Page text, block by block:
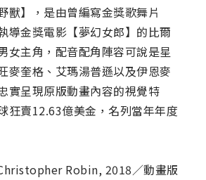
獸】，是由曾編寫金獎歌舞片
導金獎電影【夢幻女郎】的比爾
女主角，配音配角陣容可說是星
麥奎格、艾瑪湯普遜以及伊恩麥
實呈現原版動畫內容的視覺特
狂賣12.63億美金，名列當年年度
Robin, 2018／動畫版